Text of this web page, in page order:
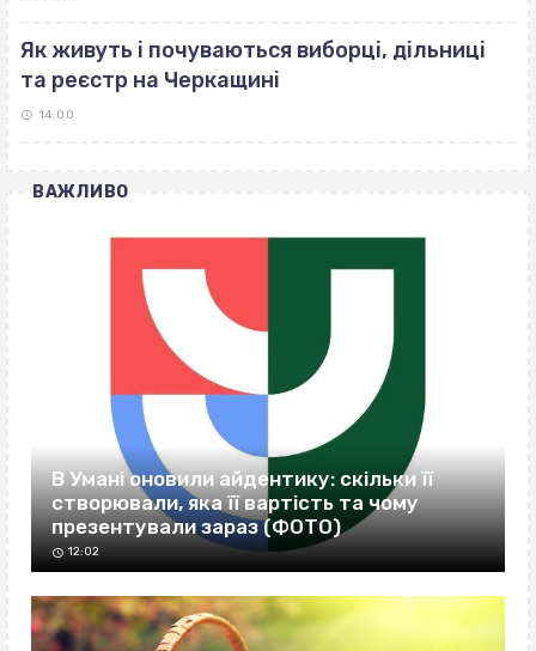
Як живуть і почуваються виборці, дільниці
та реєстр на Черкащині
14:00
ВАЖЛИВО
В Умані оновили айдентику: скільки її
створювали, яка її вартість та чому
презентували зараз (ФОТО)
12:02